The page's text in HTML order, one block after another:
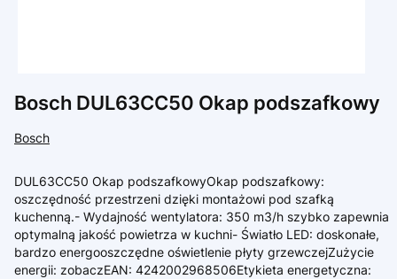
Bosch DUL63CC50 Okap podszafkowy
Bosch
DUL63CC50 Okap podszafkowyOkap podszafkowy:
oszczędność przestrzeni dzięki montażowi pod szafką
kuchenną.- Wydajność wentylatora: 350 m3/h szybko zapewnia
optymalną jakość powietrza w kuchni- Światło LED: doskonałe,
bardzo energooszczędne oświetlenie płyty grzewczejZużycie
energii: zobaczEAN: 4242002968506Etykieta energetyczna: